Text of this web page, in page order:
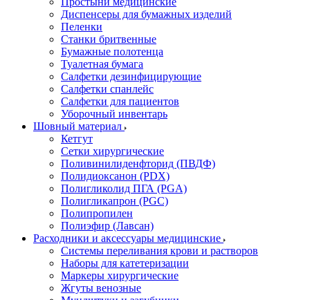
Диспенсеры для бумажных изделий
Пеленки
Станки бритвенные
Бумажные полотенца
Туалетная бумага
Салфетки дезинфицирующие
Салфетки спанлейс
Салфетки для пациентов
Уборочный инвентарь
Шовный материал
Кетгут
Сетки хирургические
Поливинилиденфторид (ПВДФ)
Полидиоксанон (PDX)
Полигликолид ПГА (PGA)
Полигликапрон (PGC)
Полипропилен
Полиэфир (Лавсан)
Расходники и аксессуары медицинские
Системы переливания крови и растворов
Наборы для катетеризации
Маркеры хирургические
Жгуты венозные